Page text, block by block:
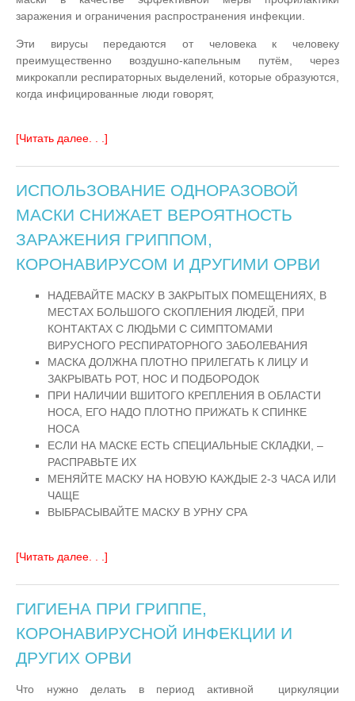
заражения и ограничения распространения инфекции.
Эти вирусы передаются от человека к человеку
преимущественно воздушно-капельным путём, через
микрокапли респираторных выделений, которые образуются,
когда инфицированные люди говорят,
[Читать далее. . .]
ИСПОЛЬЗОВАНИЕ ОДНОРАЗОВОЙ
МАСКИ СНИЖАЕТ ВЕРОЯТНОСТЬ
ЗАРАЖЕНИЯ ГРИППОМ,
КОРОНАВИРУСОМ И ДРУГИМИ ОРВИ
НАДЕВАЙТЕ МАСКУ В ЗАКРЫТЫХ ПОМЕЩЕНИЯХ, В
МЕСТАХ БОЛЬШОГО СКОПЛЕНИЯ ЛЮДЕЙ, ПРИ
КОНТАКТАХ С ЛЮДЬМИ С СИМПТОМАМИ
ВИРУСНОГО РЕСПИРАТОРНОГО ЗАБОЛЕВАНИЯ
МАСКА ДОЛЖНА ПЛОТНО ПРИЛЕГАТЬ К ЛИЦУ И
ЗАКРЫВАТЬ РОТ, НОС И ПОДБОРОДОК
ПРИ НАЛИЧИИ ВШИТОГО КРЕПЛЕНИЯ В ОБЛАСТИ
НОСА, ЕГО НАДО ПЛОТНО ПРИЖАТЬ К СПИНКЕ
НОСА
ЕСЛИ НА МАСКЕ ЕСТЬ СПЕЦИАЛЬНЫЕ СКЛАДКИ, –
РАСПРАВЬТЕ ИХ
МЕНЯЙТЕ МАСКУ НА НОВУЮ КАЖДЫЕ 2-3 ЧАСА ИЛИ
ЧАЩЕ
ВЫБРАСЫВАЙТЕ МАСКУ В УРНУ СРА
[Читать далее. . .]
ГИГИЕНА ПРИ ГРИППЕ,
КОРОНАВИРУСНОЙ ИНФЕКЦИИ И
ДРУГИХ ОРВИ
Что нужно делать в период активной циркуляции